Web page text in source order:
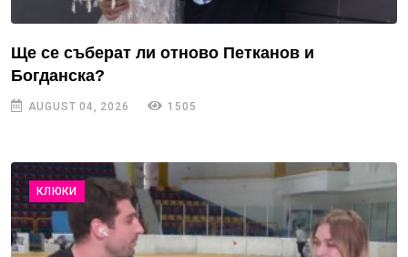
Ще се съберат ли отново Петканов и
Богданска?
AUGUST 04, 2026 1505
КЛЮКИ